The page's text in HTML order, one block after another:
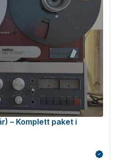
– Komplett paket i